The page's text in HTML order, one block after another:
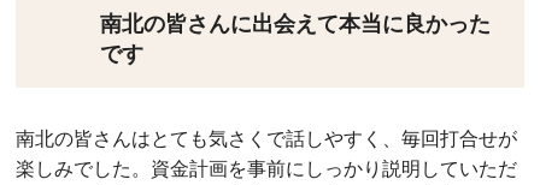
南北の皆さんに出会えて本当に良かった
です
南北の皆さんはとても気さくで話しやすく、毎回打合せが
楽しみでした。資金計画を事前にしっかり説明していただ